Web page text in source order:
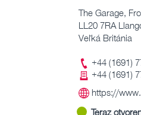
The Garage,
LL20 7RA
Veľká Británia
+44 (1691)
+44 (1691)
https://
Teraz